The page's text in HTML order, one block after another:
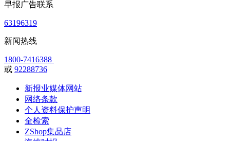
早报广告联系
63196319
新闻热线
1800-7416388
或 92288736
新报业媒体网站
网络条款
个人资料保护声明
全检索
ZShop集品店